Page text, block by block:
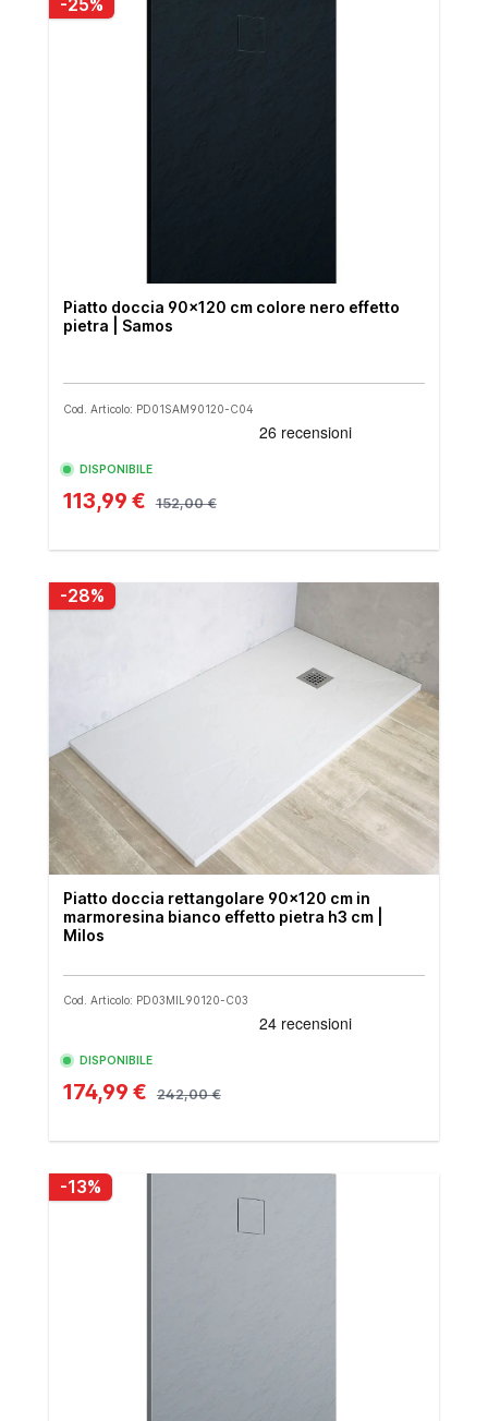
Piatto doccia 90x120 cm colore nero effetto
pietra | Samos
Cod. Articolo: PD01SAM90120-C04
DISPONIBILE
113,99 € 152,00 €
-28%
Piatto doccia rettangolare 90x120 cm in
marmoresina bianco effetto pietra h3 cm |
Milos
Cod. Articolo: PD03MIL90120-C03
DISPONIBILE
174,99 € 242,00 €
-13%